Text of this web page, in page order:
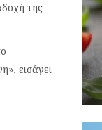
της
εισάγει